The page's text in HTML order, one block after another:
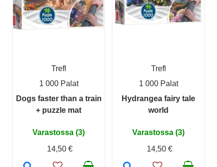
Trefl
1 000 Palat
Dogs faster than a train
+ puzzle mat
Varastossa (3)
14,50 €
Trefl
1 000 Palat
Hydrangea fairy tale
world
Varastossa (3)
14,50 €